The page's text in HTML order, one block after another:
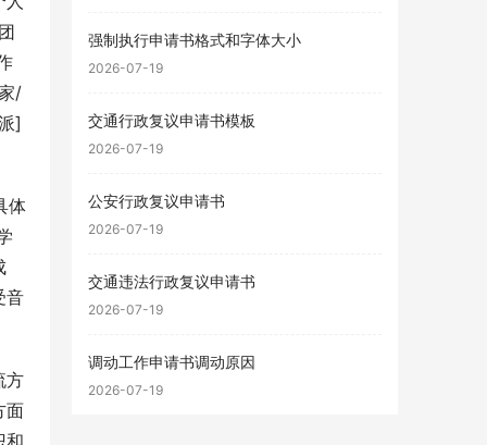
/
]
体
音
方
面
和
强制执行申请书格式和字体大小
2026-07-19
交通行政复议申请书模板
2026-07-19
公安行政复议申请书
2026-07-19
交通违法行政复议申请书
2026-07-19
调动工作申请书调动原因
2026-07-19